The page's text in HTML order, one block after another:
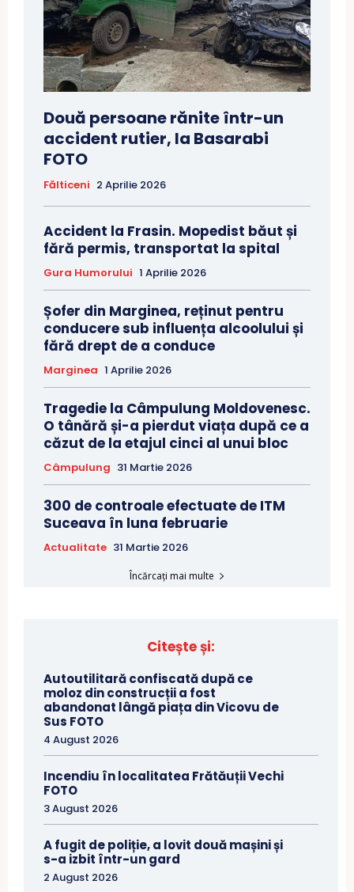
Două persoane rănite într-un
accident rutier, la Basarabi
FOTO
Fălticeni 2 Aprilie 2026
Accident la Frasin. Mopedist băut și
fără permis, transportat la spital
Gura Humorului 1 Aprilie 2026
Șofer din Marginea, reținut pentru
conducere sub influența alcoolului și
fără drept de a conduce
Marginea 1 Aprilie 2026
Tragedie la Câmpulung Moldovenesc.
O tânără și-a pierdut viața după ce a
căzut de la etajul cinci al unui bloc
Câmpulung 31 Martie 2026
300 de controale efectuate de ITM
Suceava în luna februarie
Actualitate 31 Martie 2026
Încărcați mai multe
Citește și:
Autoutilitară confiscată după ce
moloz din construcții a fost
abandonat lângă piața din Vicovu de
Sus FOTO
4 August 2026
Incendiu în localitatea Frătăuții Vechi
FOTO
3 August 2026
A fugit de poliție, a lovit două mașini și
s-a izbit într-un gard
2 August 2026